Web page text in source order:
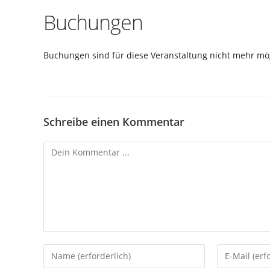
Buchungen
Buchungen sind für diese Veranstaltung nicht mehr
Schreibe einen Kommentar
Kommentieren
Gib
deinen
Gib
deine